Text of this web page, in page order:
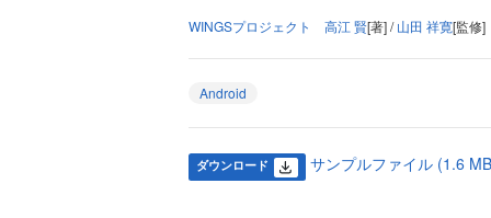
WINGSプロジェクト 高江 賢[著] /山田 祥寛[監修]
Android
ダウンロード サンプルファイル (1.6